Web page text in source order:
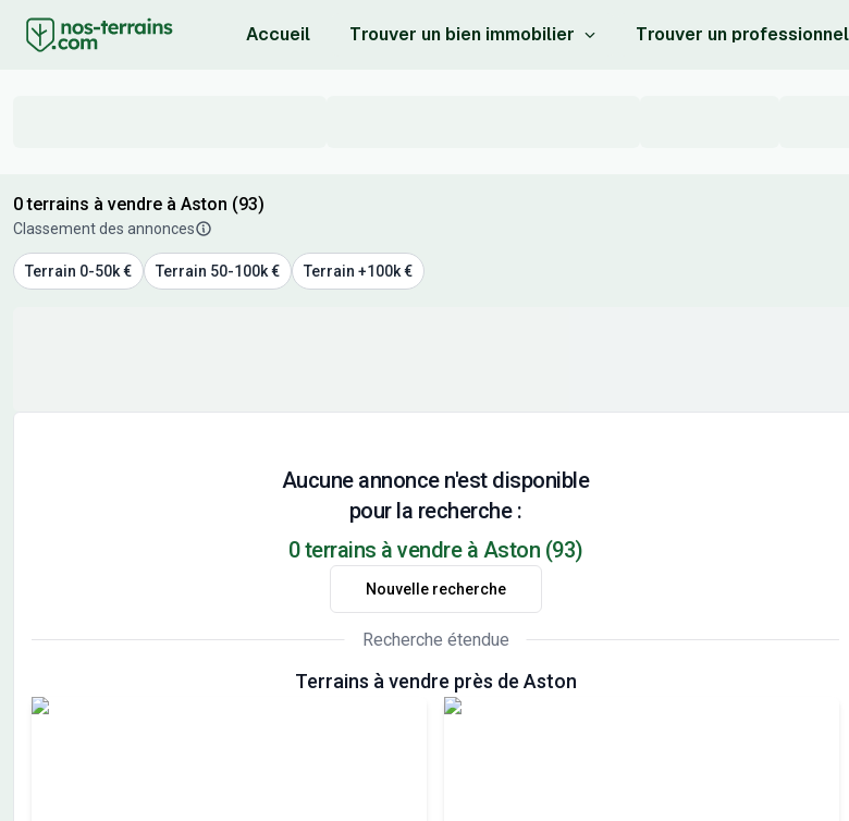
Accueil Trouver un bien immobilier Trouver un professionnel
0 terrains à vendre à Aston (93)
Classement des annonces
Terrain 0-50k € Terrain 50-100k € Terrain +100k €
Aucune annonce n'est disponible
pour la recherche :
0 terrains à vendre à Aston (93)
Nouvelle recherche
Recherche étendue
Terrains à vendre près de Aston